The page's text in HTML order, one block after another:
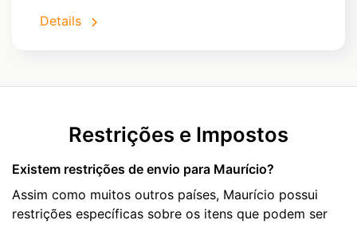
Details
Restrições e Impostos
Existem restrições de envio para Maurício?
Assim como muitos outros países, Maurício possui
restrições específicas sobre os itens que podem ser